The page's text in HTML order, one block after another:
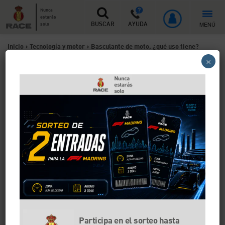
Nunca
estarás
solo
BUSCAR AYUDA MENÚ
Inicio > Tecnología y motor > Basculante de moto, ¿qué uso tiene?
El basculante de una moto es una pieza muy
importante que permite que la rueda trasera, la que
recibe la potencia del motor, se mantenga en
contacto continuo con el asfalto, lo que facilita la
labor de controlar el vehículo. Existen distintos tipos
de basculantes y el más común es el de doble brazo.
Si quieres saber más sobre el basculante de una
Participa en el sorteo hasta
×